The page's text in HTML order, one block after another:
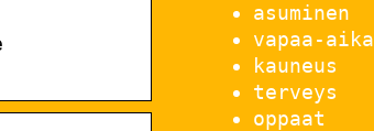
asuminen
vapaa-aika
kauneus
terveys
oppaat